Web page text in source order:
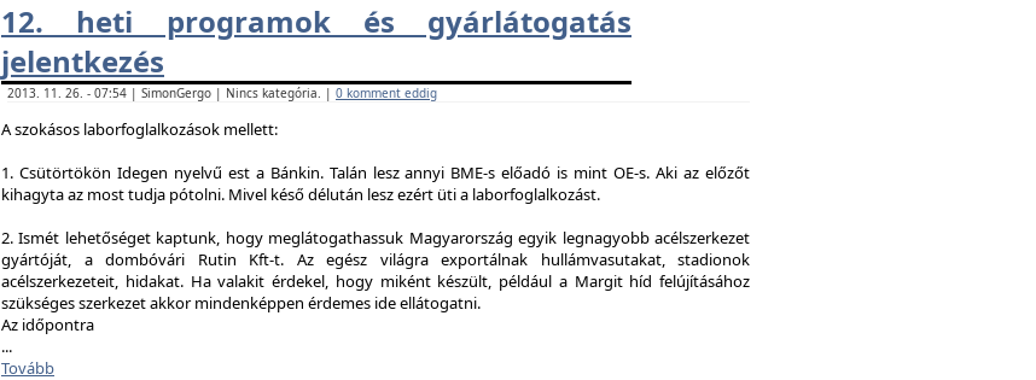
12. heti programok és gyárlátogatás
jelentkezés
2013. 11. 26. - 07:54 | SimonGergo | Nincs kategória. | 0 komment eddig
A szokásos laborfoglalkozások mellett:
1. Csütörtökön Idegen nyelvű est a Bánkin. Talán lesz annyi BME-s előadó is mint OE-s. Aki az előzőt
kihagyta az most tudja pótolni. Mivel késő délután lesz ezért üti a laborfoglalkozást.
2. Ismét lehetőséget kaptunk, hogy meglátogathassuk Magyarország egyik legnagyobb acélszerkezet
gyártóját, a dombóvári Rutin Kft-t. Az egész világra exportálnak hullámvasutakat, stadionok
acélszerkezeteit, hidakat. Ha valakit érdekel, hogy miként készült, például a Margit híd felújításához
szükséges szerkezet akkor mindenképpen érdemes ide ellátogatni.
Az időpontra
...
Tovább